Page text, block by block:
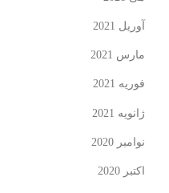
آوریل 2021
مارس 2021
فوریه 2021
ژانویه 2021
نوامبر 2020
اکتبر 2020